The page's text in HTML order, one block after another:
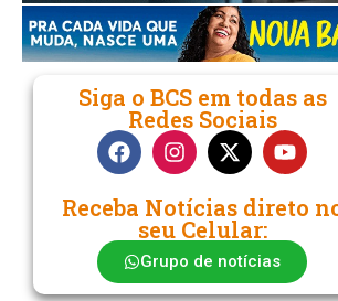
Siga o BCS em todas as
Redes Sociais
Receba Notícias direto
seu Celular:
Grupo de notícias